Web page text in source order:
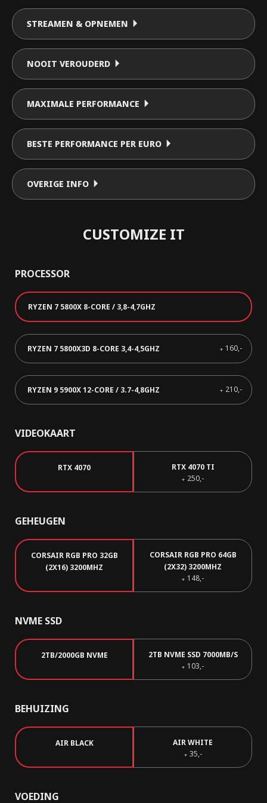
STREAMEN & OPNEMEN
NOOIT VEROUDERD
MAXIMALE PERFORMANCE
BESTE PERFORMANCE PER EURO
OVERIGE INFO
CUSTOMIZE IT
PROCESSOR
RYZEN 7 5800X 8-CORE / 3,8-4,7GHZ
RYZEN 7 5800X3D 8-CORE 3,4-4,5GHZ + 160,-
RYZEN 9 5900X 12-CORE / 3.7-4,8GHZ + 210,-
VIDEOKAART
RTX 4070 RTX 4070 TI
+ 250,-
GEHEUGEN
CORSAIR RGB PRO 32GB
(2X16) 3200MHZ
CORSAIR RGB PRO 64GB
(2X32) 3200MHZ
+ 148,-
NVME SSD
2TB/2000GB NVME 2TB NVME SSD 7000MB/S
+ 103,-
BEHUIZING
AIR BLACK AIR WHITE
+ 35,-
VOEDING